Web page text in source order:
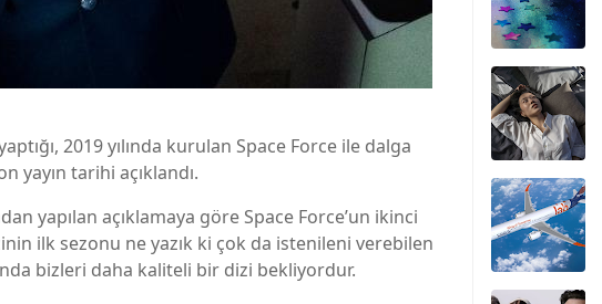
2019 yılında kurulan Space Force ile dalga
yayın tarihi açıklandı.
yapılan açıklamaya göre Space Force’un ikinci
ilk sezonu ne yazık ki çok da istenileni verebilen
bizleri daha kaliteli bir dizi bekliyordur.